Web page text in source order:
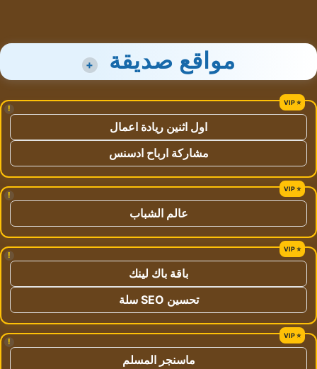
مواقع صديقة +
!
اول اثنين ريادة اعمال
مشاركة ارباح ادسنس
!
عالم الشباب
!
باقة باك لينك
تحسين SEO سلة
!
ماسنجر المسلم